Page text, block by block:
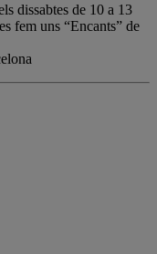
dissabtes de 10 a 13
fem uns “Encants” de